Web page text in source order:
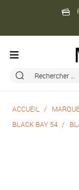
ACCUEIL
BLACK BAY 54